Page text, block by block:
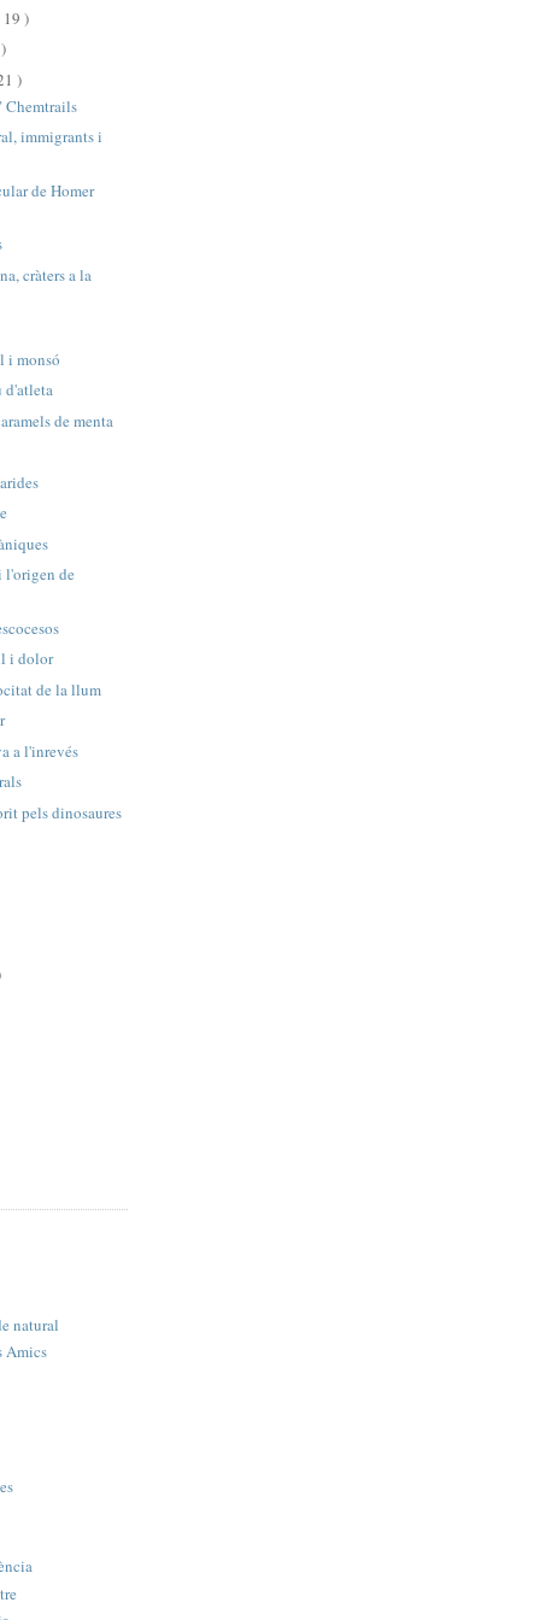
19 )
)
Chemtrails
immigrants i
de Homer
cràters a la
i monsó
d'atleta
de menta
l'origen de
i dolor
de la llum
a l'inrevés
pels dinosaures
natural
Amics